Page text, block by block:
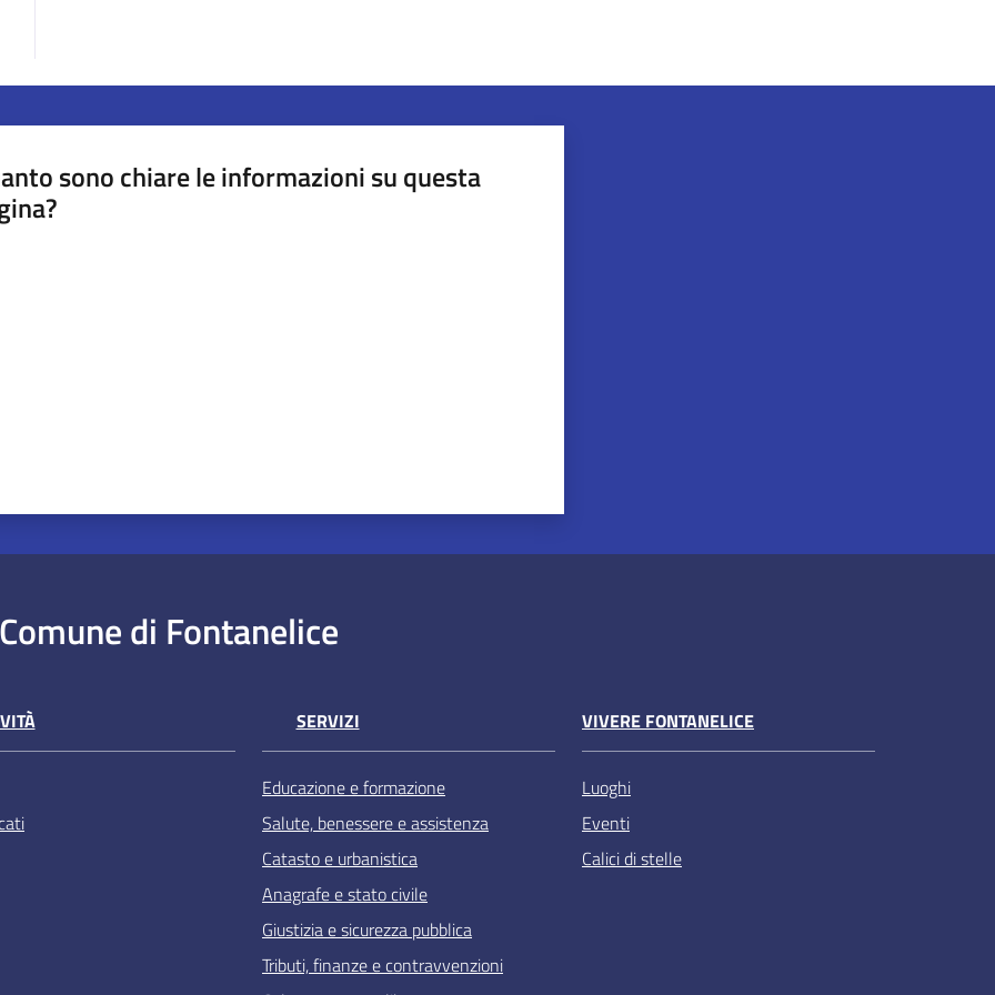
sono chiare le informazioni su questa
Comune di Fontanelice
SERVIZI
Educazione e formazione
Salute, benessere e assistenza
Catasto e urbanistica
Anagrafe e stato civile
Giustizia e sicurezza pubblica
Tributi, finanze e contravvenzioni
VIVERE FONTANELICE
Luoghi
Eventi
Calici di stelle